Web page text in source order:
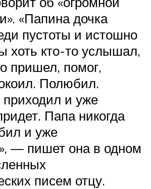
«Папина дочка
пустоты и истошно
хоть кто-то услышал,
пришел, помог,
Полюбил.
приходил и уже
Папа никогда
и уже
— пишет она в одном
писем отцу.